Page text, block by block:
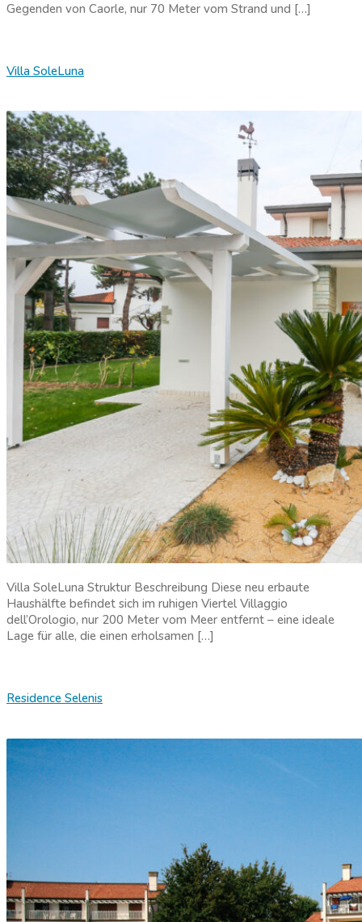
Gegenden von Caorle, nur 70 Meter vom Strand und […]
Villa SoleLuna
Villa SoleLuna Struktur Beschreibung Diese neu erbaute
Haushälfte befindet sich im ruhigen Viertel Villaggio
dell’Orologio, nur 200 Meter vom Meer entfernt – eine ideale
Lage für alle, die einen erholsamen […]
Residence Selenis